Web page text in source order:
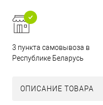
3 пункта самовывоза в
Республике Беларусь
ОПИСАНИЕ ТОВАРА